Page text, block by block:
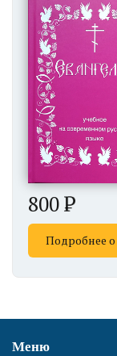
800
Подробнее о
Меню